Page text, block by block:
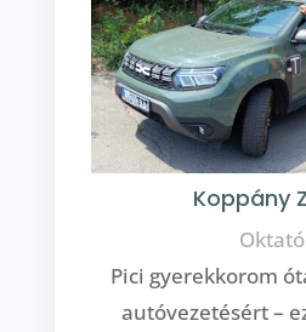
Koppány
Oktató
Pici gyerekkorom
autóvezetésért –